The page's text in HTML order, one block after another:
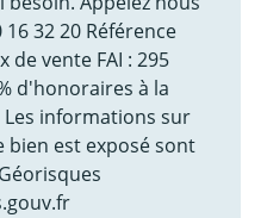
32 20 Référence
de vente FAI : 295
d'honoraires à la
informations sur
bien est exposé sont